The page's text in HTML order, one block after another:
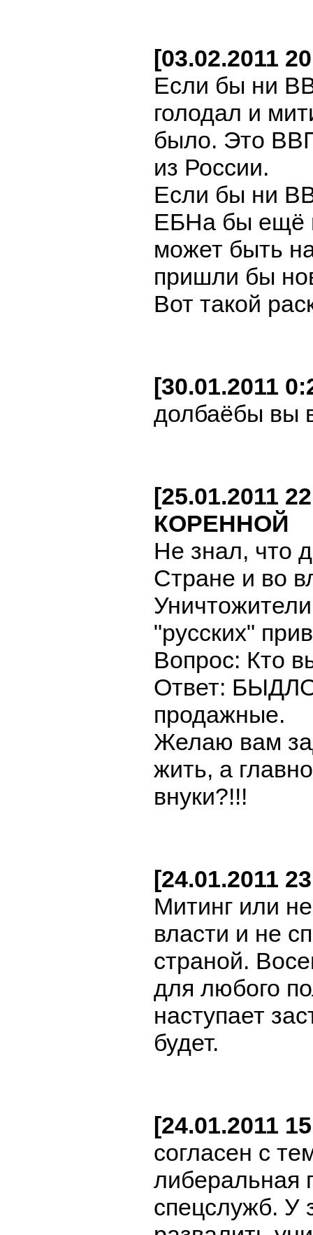
[03.02.2011
Если бы ни
голодал и
было. Это
из России.
Если бы ни
ЕБНа бы ещё
может быть
пришли бы
Вот такой
[30.01.2011
долбаёбы вы
[25.01.2011
КОРЕННОЙ
Не знал, что
Стране и во
"русских"
Вопрос: Кто
Ответ:
продажные.
Желаю вам
жить, а
внуки?!!!
[24.01.2011
Митинг или
власти и не
страной.
для любого
наступает
будет.
[24.01.2011
согласен с
либеральная
спецслужб. У